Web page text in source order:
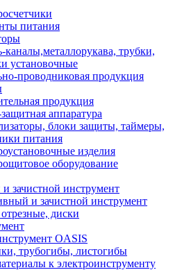
питания
каналы,металлорукава, трубки,
установочные
проводниковая продукция
продукция
аппаратура
блоки защиты, таймеры,
питания
изделия
оборудование
зачистной инструмент
и зачистной инструмент
диски
OASIS
трубогибы, листогибы
к электроинструменту